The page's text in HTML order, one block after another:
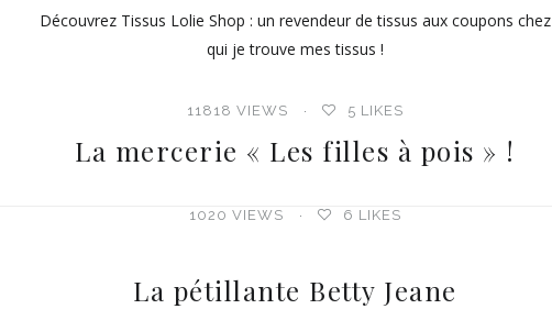
Découvrez Tissus Lolie Shop : un revendeur de tissus aux coupons chez
qui je trouve mes tissus !
11818 VIEWS 5 LIKES
La pétillante Betty Jeane
La mercerie « Les filles à pois » !
1020 VIEWS 6 LIKES